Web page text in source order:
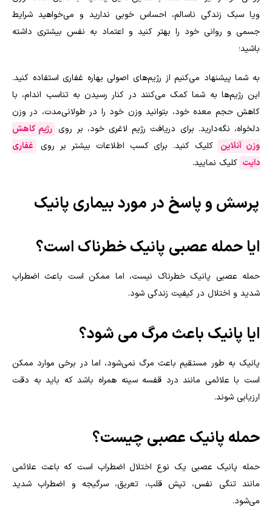
ویا سبک زندگی ناسالم، احساس خوبی ندارید و می‌خواهید شرایط
جسمی و روانی خود را بهتر کنید و اعتماد به نفس بیشتری داشته
باشید؛
به شما پیشنهاد می‌کنیم از رژیم‌های اصولی بهاره غفاری استفاده کنید.
این رژیم‌ها به شما کمک می‌کنند در کنار رسیدن به تناسب اندام، با
کاهش حجم معده خود، بتوانید وزن خود را در طولانی‌مدت، در وزن
دلخواه، نگه‌دارید. برای دریافت رژیم لاغری خود، بر روی رژیم کاهش
وزن آنلاین
کلیک کنید. برای کسب اطلاعات بیشتر بر روی
غفاری
دایت کلیک نمایید.
پرسش و پاسخ در مورد بیماری پانیک
ایا حمله عصبی پانیک خطرناک است؟
حمله عصبی پانیک خطرناک نیست، اما ممکن است باعث اضطراب
شدید و اختلال در کیفیت زندگی شود.
ایا پانیک باعث مرگ می شود؟
پانیک به طور مستقیم باعث مرگ نمی‌شود، اما در برخی موارد ممکن
است با علائمی مانند درد قفسه سینه همراه باشد که باید به دقت
ارزیابی شوند.
حمله پانیک عصبی چیست؟
حمله پانیک عصبی یک نوع اختلال اضطراب است که باعث علائمی
مانند تنگی نفس، تپش قلب، تعریق، سرگیجه و اضطراب شدید
می‌شود.